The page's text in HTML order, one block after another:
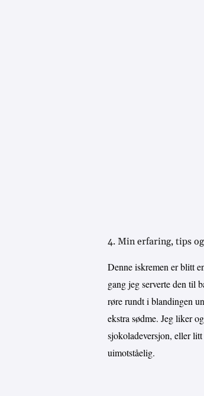
4. Min erfaring, tips
Denne iskremen er blitt
gang jeg serverte den til
røre rundt i blandingen
ekstra sødme. Jeg liker
sjokoladeversjon, eller
uimotståelig.